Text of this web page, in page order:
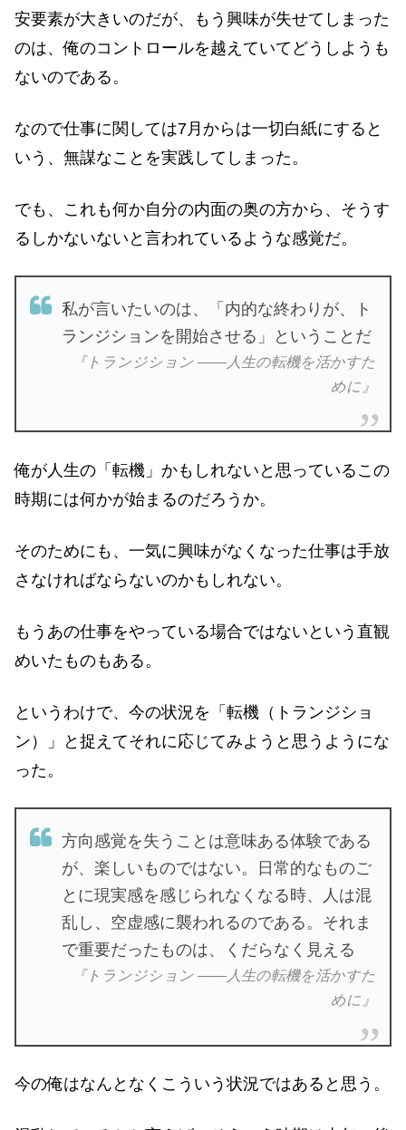
安要素が大きいのだが、もう興味が失せてしまった
のは、俺のコントロールを越えていてどうしようも
ないのである。
なので仕事に関しては7月からは一切白紙にすると
いう、無謀なことを実践してしまった。
でも、これも何か自分の内面の奥の方から、そうす
るしかないないと言われているような感覚だ。
私が言いたいのは、「内的な終わりが、ト
ランジションを開始させる」ということだ
『トランジション ――人生の転機を活かすた
めに』
俺が人生の「転機」かもしれないと思っているこの
時期には何かが始まるのだろうか。
そのためにも、一気に興味がなくなった仕事は手放
さなければならないのかもしれない。
もうあの仕事をやっている場合ではないという直観
めいたものもある。
というわけで、今の状況を「転機（トランジショ
ン）」と捉えてそれに応じてみようと思うようにな
った。
方向感覚を失うことは意味ある体験である
が、楽しいものではない。日常的なものご
とに現実感を感じられなくなる時、人は混
乱し、空虚感に襲われるのである。それま
で重要だったものは、くだらなく見える
『トランジション ――人生の転機を活かすた
めに』
今の俺はなんとなくこういう状況ではあると思う。